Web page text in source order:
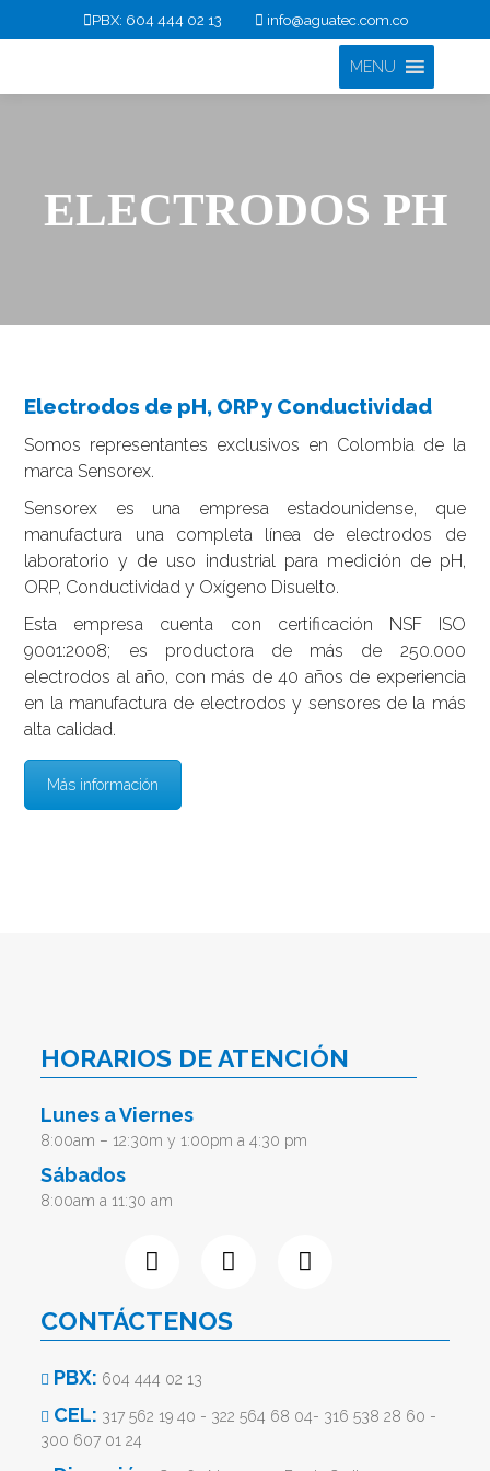
PBX: 604 444 02 13 info@aguatec.com.co
MENU
ELECTRODOS PH
Electrodos de pH, ORP y Conductividad
Somos representantes exclusivos en Colombia de la
marca Sensorex.
Sensorex es una empresa estadounidense, que
manufactura una completa línea de electrodos de
laboratorio y de uso industrial para medición de pH,
ORP, Conductividad y Oxígeno Disuelto.
Esta empresa cuenta con certificación NSF ISO
9001:2008; es productora de más de 250.000
electrodos al año, con más de 40 años de experiencia
en la manufactura de electrodos y sensores de la más
alta calidad.
Más información
HORARIOS DE ATENCIÓN
Lunes a Viernes
8:00am – 12:30m y 1:00pm a 4:30 pm
Sábados
8:00am a 11:30 am
CONTÁCTENOS
PBX: 604 444 02 13
CEL: 317 562 19 40 - 322 564 68 04- 316 538 28 60 -
300 607 01 24